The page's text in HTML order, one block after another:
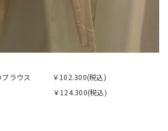
ブラウス ￥102.300(税込)
￥124.300(税込)